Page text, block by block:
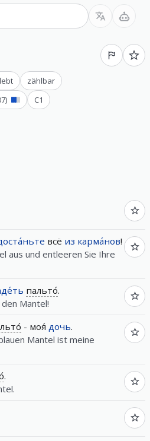
zählbar
) C1
всё из карма́нов!
aus und entleeren Sie Ihre
пальто́.
Mantel!
- моя́ дочь.
Mantel ist meine
.